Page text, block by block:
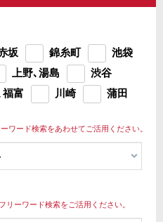
坂 錦糸町
池袋
上野､湯島
渋谷
福富 川崎 蒲田
ワード検索をあわせてご活用ください。
ーワード検索をご活用ください。